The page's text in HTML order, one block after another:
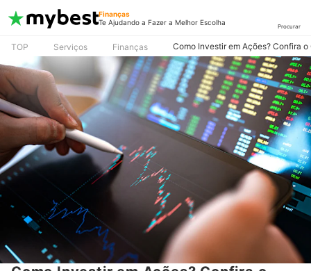
Finanças
Te Ajudando a Fazer a Melhor Escolha
Procurar
TOP Serviços Finanças Como Investir em Ações? Confira